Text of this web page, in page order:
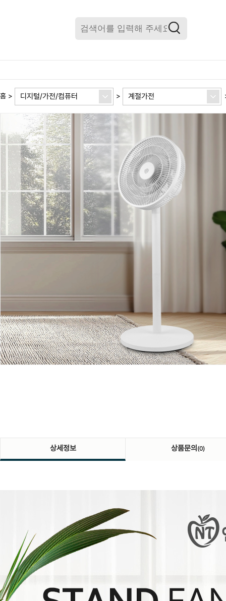
홈 > 디지털/가전/컴퓨터 > 계절가전
상세정보 상품문의 (0)